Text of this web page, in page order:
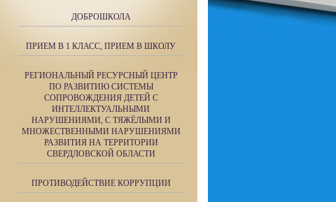
ДОБРОШКОЛА
ПРИЕМ В 1 КЛАСС, ПРИЕМ В ШКОЛУ
РЕГИОНАЛЬНЫЙ РЕСУРСНЫЙ ЦЕНТР
ПО РАЗВИТИЮ СИСТЕМЫ
СОПРОВОЖДЕНИЯ ДЕТЕЙ С
ИНТЕЛЛЕКТУАЛЬНЫМИ
НАРУШЕНИЯМИ, С ТЯЖЁЛЫМИ И
МНОЖЕСТВЕННЫМИ НАРУШЕНИЯМИ
РАЗВИТИЯ НА ТЕРРИТОРИИ
СВЕРДЛОВСКОЙ ОБЛАСТИ
ПРОТИВОДЕЙСТВИЕ КОРРУПЦИИ